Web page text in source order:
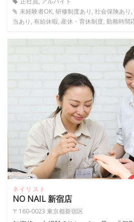
未経験者OK, 研修制度あり, 社会保険あ
当あり, 有給休暇, 産休・育休制度, 勤務時間
ネイリスト
NO NAIL 新宿店
〒160-0023 東京都新宿区